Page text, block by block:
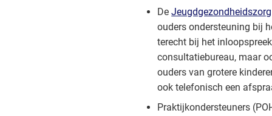
website)
De
ouders ondersteuning bij
terecht bij het
consultatiebureau, maar
ouders van grotere
ook telefonisch een
Praktijkondersteuners